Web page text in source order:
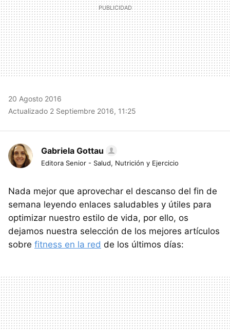
20 Agosto 2016
Actualizado 2 Septiembre 2016, 11:25
Gabriela Gottau
Editora Senior - Salud, Nutrición y Ejercicio
Nada mejor que aprovechar el descanso del fin de
semana leyendo enlaces saludables y útiles para
optimizar nuestro estilo de vida, por ello, os
dejamos nuestra selección de los mejores artículos
sobre fitness en la red de los últimos días: